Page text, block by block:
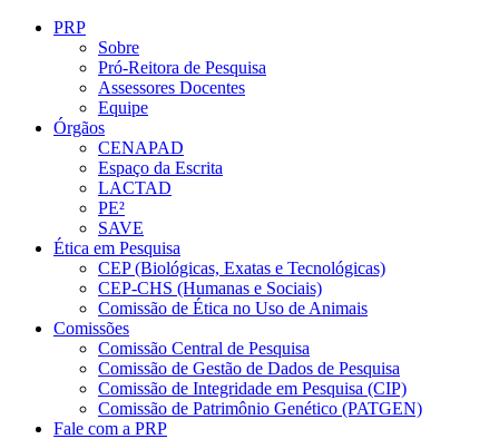
Conteúdo principal
PRP
Sobre
Pró-Reitora de Pesquisa
Assessores Docentes
Equipe
Órgãos
CENAPAD
Espaço da Escrita
LACTAD
PE²
SAVE
Ética em Pesquisa
CEP (Biológicas, Exatas e Tecnológicas)
CEP-CHS (Humanas e Sociais)
Comissão de Ética no Uso de Animais
Comissões
Comissão Central de Pesquisa
Comissão de Gestão de Dados de Pesquisa
Comissão de Integridade em Pesquisa (CIP)
Comissão de Patrimônio Genético (PATGEN)
Fale com a PRP